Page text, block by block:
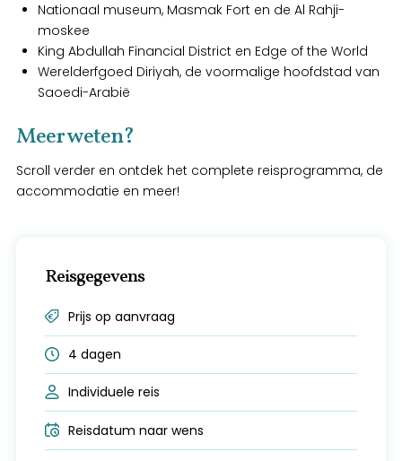
Nationaal museum, Masmak Fort en de Al Rahji-
moskee
King Abdullah Financial District en Edge of the World
Werelderfgoed Diriyah, de voormalige hoofdstad van
Saoedi-Arabië
Meer weten?
Scroll verder en ontdek het complete reisprogramma, de
accommodatie en meer!
Reisgegevens
Prijs op aanvraag
4 dagen
Individuele reis
Reisdatum naar wens